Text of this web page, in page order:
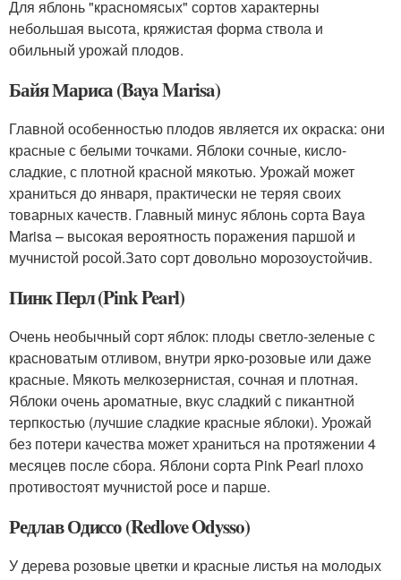
Для яблонь "красномясых" сортов характерны
небольшая высота, кряжистая форма ствола и
обильный урожай плодов.
Байя Мариса (Baya Marisa)
Главной особенностью плодов является их окраска: они
красные с белыми точками. Яблоки сочные, кисло-
сладкие, с плотной красной мякотью. Урожай может
храниться до января, практически не теряя своих
товарных качеств. Главный минус яблонь сорта Baya
Marisa – высокая вероятность поражения паршой и
мучнистой росой.Зато сорт довольно морозоустойчив.
Пинк Перл (Pink Pearl)
Очень необычный сорт яблок: плоды светло-зеленые с
красноватым отливом, внутри ярко-розовые или даже
красные. Мякоть мелкозернистая, сочная и плотная.
Яблоки очень ароматные, вкус сладкий с пикантной
терпкостью (лучшие сладкие красные яблоки). Урожай
без потери качества может храниться на протяжении 4
месяцев после сбора. Яблони сорта Pink Pearl плохо
противостоят мучнистой росе и парше.
Редлав Одиссо (Redlove Odysso)
У дерева розовые цветки и красные листья на молодых